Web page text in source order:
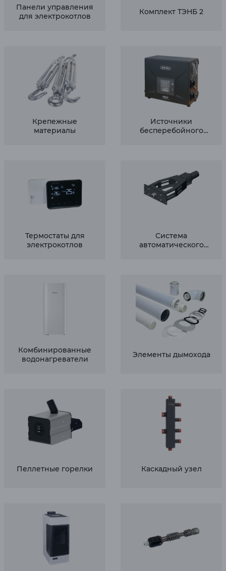
Панели управления
для электрокотлов
Комплект ТЭНБ 2
Крепежные
материалы
Источники
бесперебойного
Термостаты для
электрокотлов
Система
автоматического
Комбинированные
водонагреватели
Элементы дымохода
Пеллетные горелки Каскадный узел